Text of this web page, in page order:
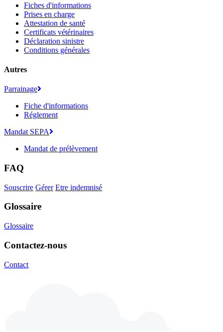
Fiches d'informations
Prises en charge
Attestation de santé
Certificats vétérinaires
Déclaration sinistre
Conditions générales
Autres
Parrainage
Fiche d'informations
Réglement
Mandat SEPA
Mandat de prélèvement
FAQ
Souscrire Gérer Etre indemnisé
Glossaire
Glossaire
Contactez-nous
Contact